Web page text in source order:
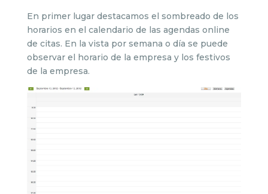
En primer lugar destacamos el sombreado de los
horarios en el calendario de las agendas online
de citas. En la vista por semana o día se puede
observar el horario de la empresa y los festivos
de la empresa.